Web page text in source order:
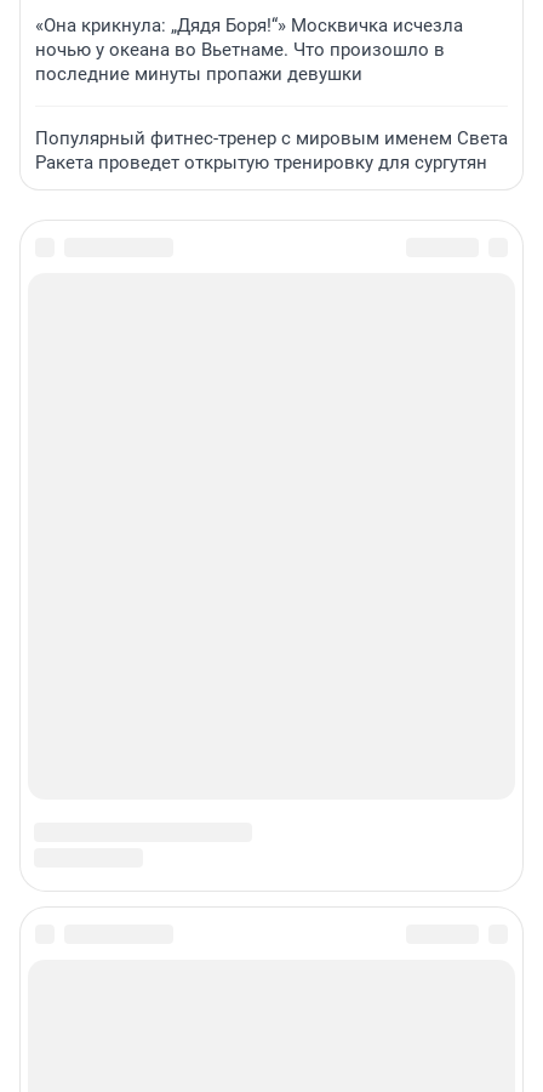
«Она крикнула: „Дядя Боря!“» Москвичка исчезла
ночью у океана во Вьетнаме. Что произошло в
последние минуты пропажи девушки
Популярный фитнес-тренер с мировым именем Света
Ракета проведет открытую тренировку для сургутян